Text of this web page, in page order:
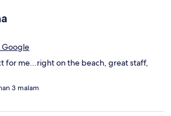
Google
for me...right on the beach, great staff,
3 malam